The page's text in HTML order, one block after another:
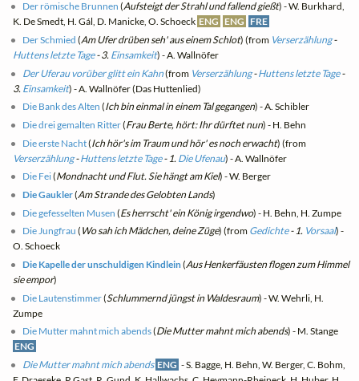
Der römische Brunnen (Aufsteigt der Strahl und fallend gießt) - W. Burkhard,
K. De Smedt, H. Gál, D. Manicke, O. Schoeck ENG ENG FRE
Der Schmied (Am Ufer drüben seh' aus einem Schlot) (from Verserzählung-
Huttens letzte Tage- 3. Einsamkeit) - A. Wallnöfer
Der Uferau vorüber glitt ein Kahn(from Verserzählung-Huttens letzte Tage-
3. Einsamkeit) - A. Wallnöfer (Das Huttenlied)
Die Bank des Alten (Ich bin einmal in einem Tal gegangen) - A. Schibler
Die drei gemalten Ritter(Frau Berte, hört: Ihr dürftet nun) - H. Behn
Die erste Nacht(Ich hör's im Traum und hör' es noch erwacht) (from
Verserzählung-Huttens letzte Tage- 1. Die Ufenau) - A. Wallnöfer
Die Fei(Mondnacht und Flut. Sie hängt am Kiel) - W. Berger
Die Gaukler(Am Strande des Gelobten Lands)
Die gefesselten Musen (Es herrscht' ein König irgendwo) - H. Behn, H. Zumpe
Die Jungfrau ( Wo sah ich Mädchen, deine Züge) (from Gedichte- 1. Vorsaal) -
O. Schoeck
Die Kapelle der unschuldigen Kindlein(Aus Henkerfäusten flogen zum Himmel
sie empor)
Die Lautenstimmer(Schlummernd jüngst in Waldesraum) - W. Wehrli, H.
Zumpe
Die Mutter mahnt mich abends(Die Mutter mahnt mich abends) - M. Stange
ENG
Die Mutter mahnt mich abends ENG - S. Bagge, H. Behn, W. Berger, C. Bohm,